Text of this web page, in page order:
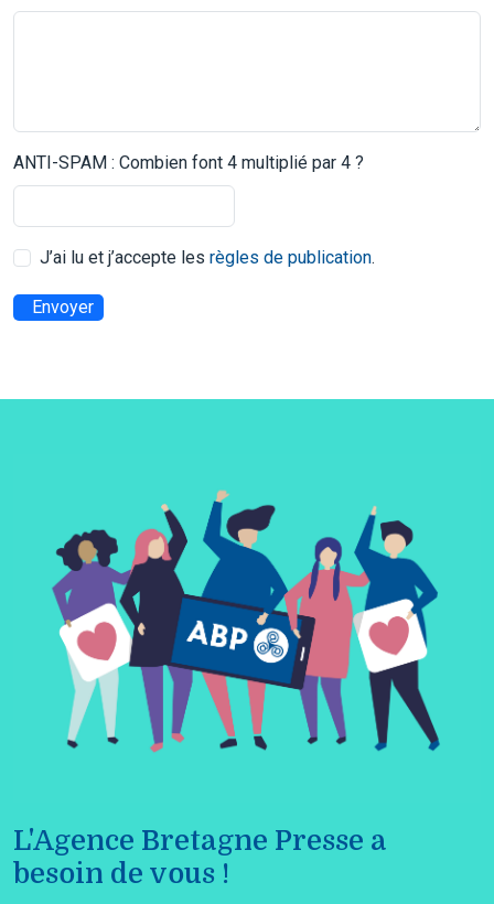
ANTI-SPAM : Combien font 4 multiplié par 4 ?
J’ai lu et j’accepte les règles de publication.
Envoyer
L'Agence Bretagne Presse a
besoin de vous !